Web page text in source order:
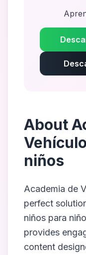
About
niños
Academia de
perfect
niños para
provides
content